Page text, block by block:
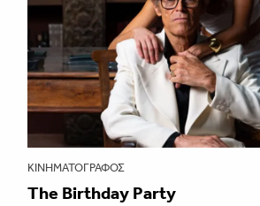
ΚΙΝΗΜΑΤΟΓΡΆΦΟΣ
The Birthday Party